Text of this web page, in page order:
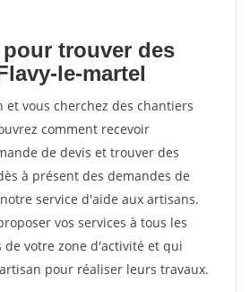
trouver des
le-martel
et vous cherchez des chantiers
comment recevoir
de devis et trouver des
à présent des demandes de
service d'aide aux artisans.
vos services à tous les
votre zone d'activité et qui
pour réaliser leurs travaux.